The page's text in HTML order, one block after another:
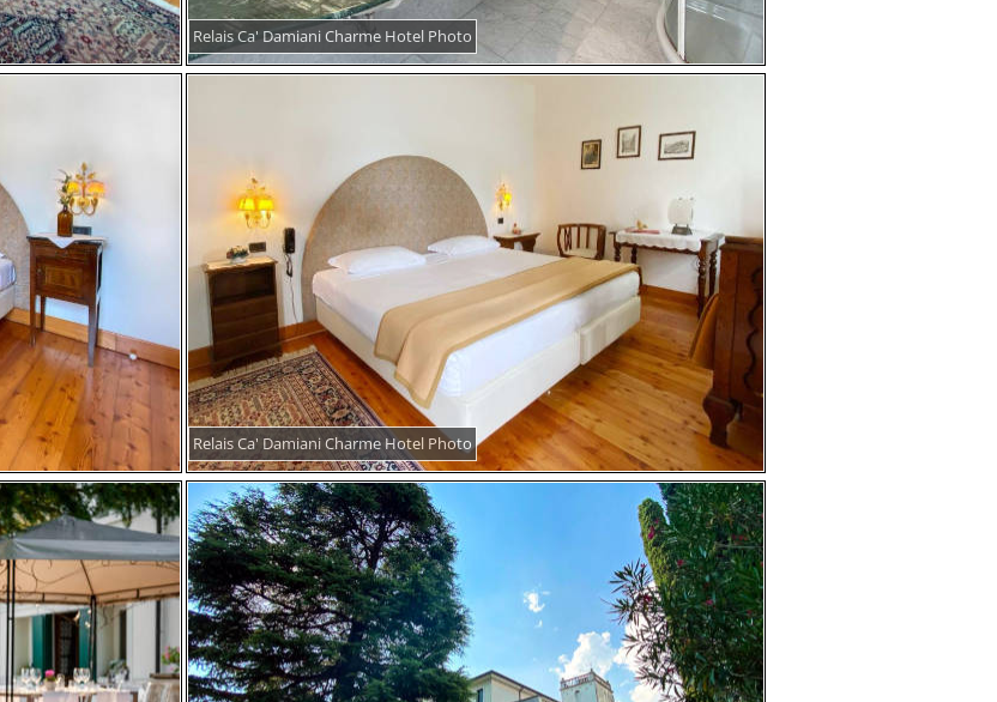
Relais Ca' Damiani Charme Hotel Photo
Relais Ca' Damiani Charme Hotel Photo